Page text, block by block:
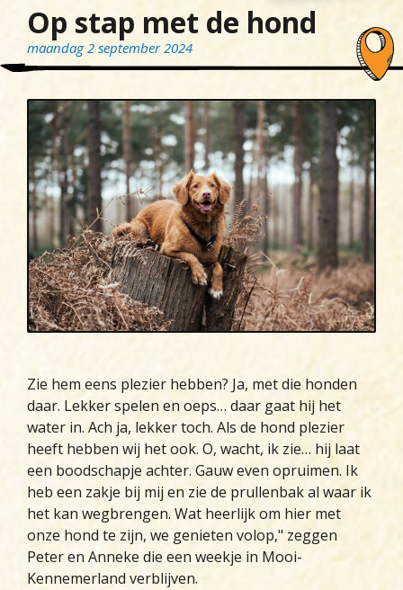
Op stap met de hond
maandag 2 september 2024
Zie hem eens plezier hebben? Ja, met die honden
daar. Lekker spelen en oeps… daar gaat hij het
water in. Ach ja, lekker toch. Als de hond plezier
heeft hebben wij het ook. O, wacht, ik zie… hij laat
een boodschapje achter. Gauw even opruimen. Ik
heb een zakje bij mij en zie de prullenbak al waar ik
het kan wegbrengen. Wat heerlijk om hier met
onze hond te zijn, we genieten volop," zeggen
Peter en Anneke die een weekje in Mooi-
Kennemerland verblijven.